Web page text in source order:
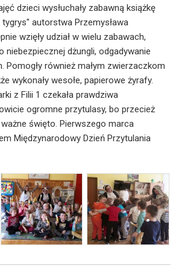
dzieci wysłuchały zabawną książkę
tygrys" autorstwa Przemysława
wzięły udział w wielu zabawach,
niebezpiecznej dżungli, odgadywanie
Pomogły również małym zwierzaczkom
wykonały wesołe, papierowe żyrafy.
z Filii 1 czekała prawdziwa
ogromne przytulasy, bo przecież
święto. Pierwszego marca
Międzynarodowy Dzień Przytulania